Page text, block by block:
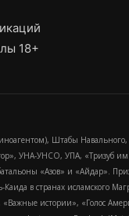
18+
Штабы
УНА-УНСО, УПА, «Тризуб
«Азов» и
в странах исламского
истории», «Голос